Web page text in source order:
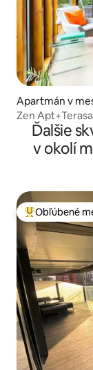
Apartmán v
Zen
Ďalšie
v okolí
Obľúbené